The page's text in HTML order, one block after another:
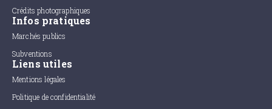
Crédits photographiques
Infos pratiques
Marchés publics
Subventions
Liens utiles
Mentions légales
Politique de confidentialité